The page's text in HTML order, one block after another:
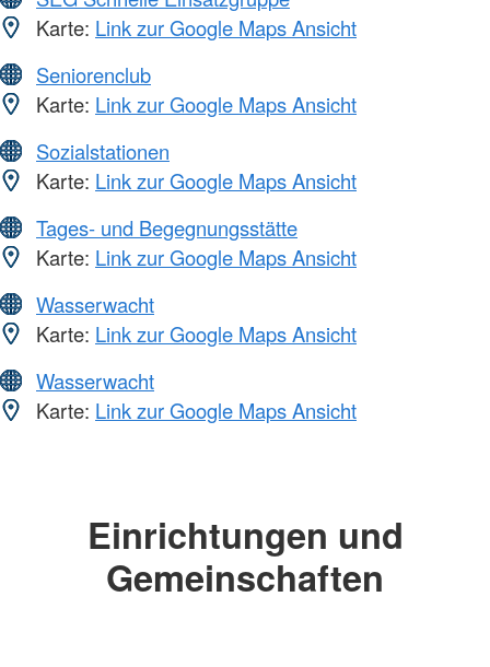
Karte: Link zur Google Maps Ansicht
Seniorenclub
Karte: Link zur Google Maps Ansicht
Sozialstationen
Karte: Link zur Google Maps Ansicht
Tages- und Begegnungsstätte
Karte: Link zur Google Maps Ansicht
Wasserwacht
Karte: Link zur Google Maps Ansicht
Wasserwacht
Karte: Link zur Google Maps Ansicht
Einrichtungen und
Gemeinschaften